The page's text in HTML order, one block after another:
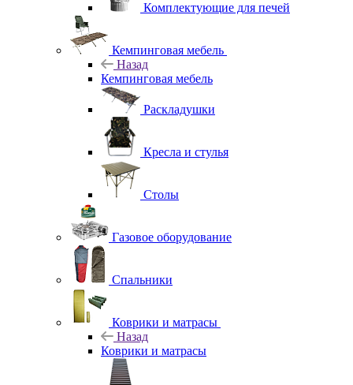
Комплектующие для печей
Кемпинговая мебель
Назад
Кемпинговая мебель
Раскладушки
Кресла и стулья
Столы
Газовое оборудование
Спальники
Коврики и матрасы
Назад
Коврики и матрасы